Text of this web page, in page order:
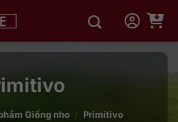
Giống nho / Primitivo